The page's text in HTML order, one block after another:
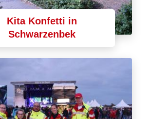
Kita Konfetti in
Schwarzenbek